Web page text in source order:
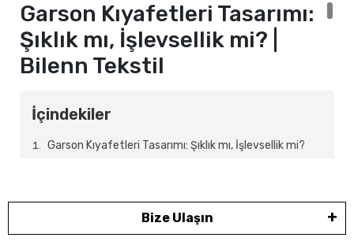
Garson Kıyafetleri Tasarımı:
Şıklık mı, İşlevsellik mi? |
Bilenn Tekstil
İçindekiler
Garson Kıyafetleri Tasarımı: Şıklık mı, İşlevsellik mi?
Bize Ulaşın